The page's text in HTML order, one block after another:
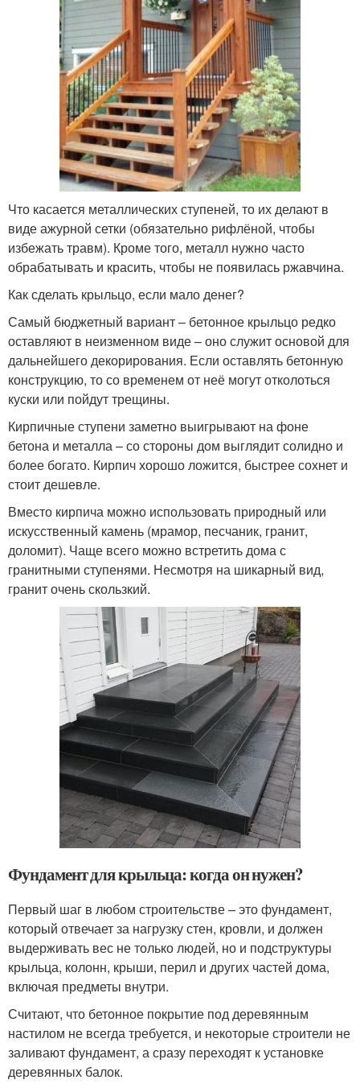
Что касается металлических ступеней, то их делают в
виде ажурной сетки (обязательно рифлёной, чтобы
избежать травм). Кроме того, металл нужно часто
обрабатывать и красить, чтобы не появилась ржавчина.
Как сделать крыльцо, если мало денег?
Самый бюджетный вариант – бетонное крыльцо редко
оставляют в неизменном виде – оно служит основой для
дальнейшего декорирования. Если оставлять бетонную
конструкцию, то со временем от неё могут отколоться
куски или пойдут трещины.
Кирпичные ступени заметно выигрывают на фоне
бетона и металла – со стороны дом выглядит солидно и
более богато. Кирпич хорошо ложится, быстрее сохнет и
стоит дешевле.
Вместо кирпича можно использовать природный или
искусственный камень (мрамор, песчаник, гранит,
доломит). Чаще всего можно встретить дома с
гранитными ступенями. Несмотря на шикарный вид,
гранит очень скользкий.
Фундамент для крыльца: когда он нужен?
Первый шаг в любом строительстве – это фундамент,
который отвечает за нагрузку стен, кровли, и должен
выдерживать вес не только людей, но и подструктуры
крыльца, колонн, крыши, перил и других частей дома,
включая предметы внутри.
Считают, что бетонное покрытие под деревянным
настилом не всегда требуется, и некоторые строители не
заливают фундамент, а сразу переходят к установке
деревянных балок.